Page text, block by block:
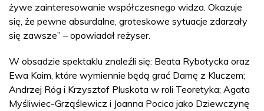
żywe zainteresowanie współczesnego widza. Okazuje
się, że pewne absurdalne, groteskowe sytuacje zdarzały
się zawsze” – opowiadał reżyser.
W obsadzie spektaklu znaleźli się: Beata Rybotycka oraz
Ewa Kaim, które wymiennie będą grać Damę z Kluczem;
Andrzej Róg i Krzysztof Pluskota w roli Teoretyka; Agata
Myśliwiec-Grząślewicz i Joanna Pocica jako Dziewczynę